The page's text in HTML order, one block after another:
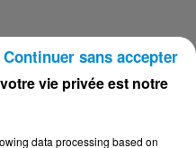
vie privée est notre
data processing based on
Continuer sans accepter